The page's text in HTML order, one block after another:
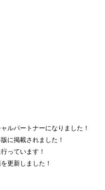
ルパートナーになりました！
に掲載されました！
っています！
更新しました！